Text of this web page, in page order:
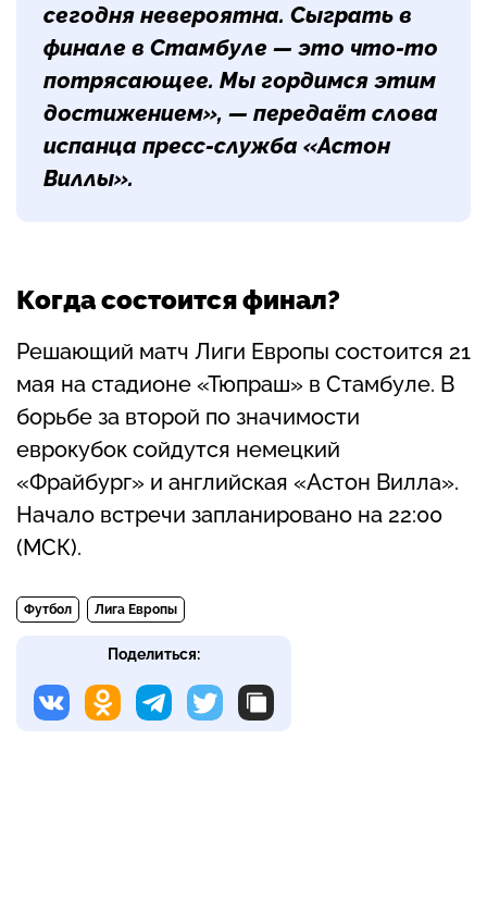
сегодня невероятна. Сыграть в
финале в Стамбуле — это что-то
потрясающее. Мы гордимся этим
достижением», — передаёт слова
испанца пресс-служба «Астон
Виллы».
Когда состоится финал?
Решающий матч Лиги Европы состоится 21
мая на стадионе «Тюпраш» в Стамбуле. В
борьбе за второй по значимости
еврокубок сойдутся немецкий
«Фрайбург» и английская «Астон Вилла».
Начало встречи запланировано на 22:00
(МСК).
Футбол Лига Европы
Поделиться: